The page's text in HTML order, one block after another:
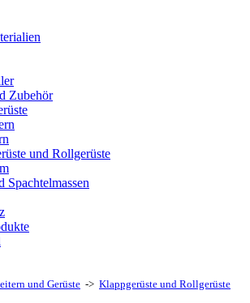
Zubehör
und Rollgerüste
Spachtelmassen
und Gerüste -> Klappgerüste und Rollgerüste